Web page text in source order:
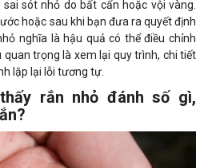
sót nhỏ do bất cẩn hoặc vội vàng.
hoặc sau khi bạn đưa ra quyết định
nghĩa là hậu quả có thể điều chỉnh
trọng là xem lại quy trình, chi tiết
lặp lại lỗi tương tự.
rắn nhỏ đánh số gì,